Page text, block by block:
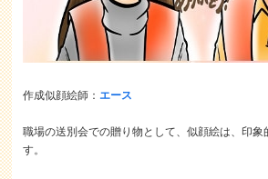
作成似顔絵師： エース
職場の送別会での贈り物として、似顔絵は、印象
す。